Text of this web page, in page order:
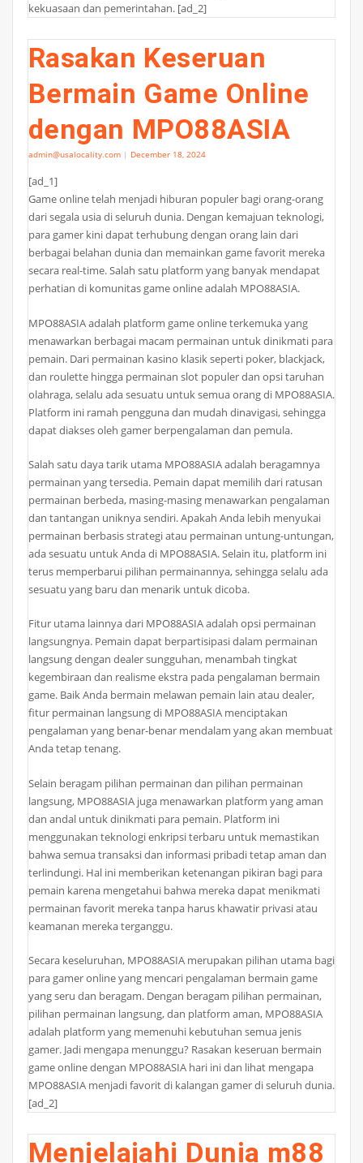
kekuasaan dan pemerintahan. [ad_2]
Rasakan Keseruan
Bermain Game Online
dengan MPO88ASIA
admin@usalocality.com | December 18, 2024
[ad_1]
Game online telah menjadi hiburan populer bagi orang-orang
dari segala usia di seluruh dunia. Dengan kemajuan teknologi,
para gamer kini dapat terhubung dengan orang lain dari
berbagai belahan dunia dan memainkan game favorit mereka
secara real-time. Salah satu platform yang banyak mendapat
perhatian di komunitas game online adalah MPO88ASIA.
MPO88ASIA adalah platform game online terkemuka yang
menawarkan berbagai macam permainan untuk dinikmati para
pemain. Dari permainan kasino klasik seperti poker, blackjack,
dan roulette hingga permainan slot populer dan opsi taruhan
olahraga, selalu ada sesuatu untuk semua orang di MPO88ASIA.
Platform ini ramah pengguna dan mudah dinavigasi, sehingga
dapat diakses oleh gamer berpengalaman dan pemula.
Salah satu daya tarik utama MPO88ASIA adalah beragamnya
permainan yang tersedia. Pemain dapat memilih dari ratusan
permainan berbeda, masing-masing menawarkan pengalaman
dan tantangan uniknya sendiri. Apakah Anda lebih menyukai
permainan berbasis strategi atau permainan untung-untungan,
ada sesuatu untuk Anda di MPO88ASIA. Selain itu, platform ini
terus memperbarui pilihan permainannya, sehingga selalu ada
sesuatu yang baru dan menarik untuk dicoba.
Fitur utama lainnya dari MPO88ASIA adalah opsi permainan
langsungnya. Pemain dapat berpartisipasi dalam permainan
langsung dengan dealer sungguhan, menambah tingkat
kegembiraan dan realisme ekstra pada pengalaman bermain
game. Baik Anda bermain melawan pemain lain atau dealer,
fitur permainan langsung di MPO88ASIA menciptakan
pengalaman yang benar-benar mendalam yang akan membuat
Anda tetap tenang.
Selain beragam pilihan permainan dan pilihan permainan
langsung, MPO88ASIA juga menawarkan platform yang aman
dan andal untuk dinikmati para pemain. Platform ini
menggunakan teknologi enkripsi terbaru untuk memastikan
bahwa semua transaksi dan informasi pribadi tetap aman dan
terlindungi. Hal ini memberikan ketenangan pikiran bagi para
pemain karena mengetahui bahwa mereka dapat menikmati
permainan favorit mereka tanpa harus khawatir privasi atau
keamanan mereka terganggu.
Secara keseluruhan, MPO88ASIA merupakan pilihan utama bagi
para gamer online yang mencari pengalaman bermain game
yang seru dan beragam. Dengan beragam pilihan permainan,
pilihan permainan langsung, dan platform aman, MPO88ASIA
adalah platform yang memenuhi kebutuhan semua jenis
gamer. Jadi mengapa menunggu? Rasakan keseruan bermain
game online dengan MPO88ASIA hari ini dan lihat mengapa
MPO88ASIA menjadi favorit di kalangan gamer di seluruh dunia.
[ad_2]
Menjelajahi Dunia m88